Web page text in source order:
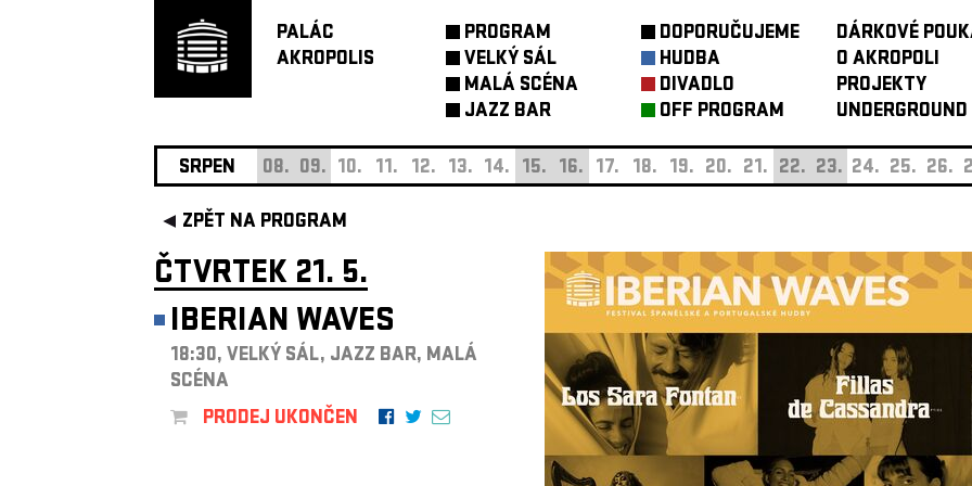
PALÁC
AKROPOLIS
PROGRAM
VELKÝ SÁL
MALÁ SCÉNA
JAZZ BAR
DOPORUČUJEME
HUDBA
DIVADLO
OFF PROGRAM
DÁRKOVÉ
O AKROPOLI
PROJEKTY
UNDERGROUND
SRPEN 08. 09. 10. 11. 12. 13. 14. 15. 16. 17. 18. 19. 20. 21. 22. 23. 24. 25. 26.
ZPĚT NA PROGRAM
ČTVRTEK 21. 5.
IBERIAN WAVES
18:30, VELKÝ SÁL, JAZZ BAR, MALÁ
SCÉNA
PRODEJ UKONČEN